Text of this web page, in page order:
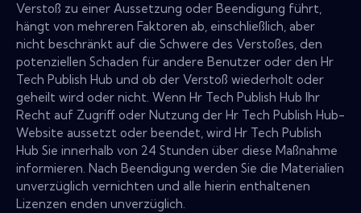
Verstoß zu einer Aussetzung oder Beendigung führt,
hängt von mehreren Faktoren ab, einschließlich, aber
nicht beschränkt auf die Schwere des Verstoßes, den
potenziellen Schaden für andere Benutzer oder den Hr
Tech Publish Hub und ob der Verstoß wiederholt oder
geheilt wird oder nicht. Wenn Hr Tech Publish Hub Ihr
Recht auf Zugriff oder Nutzung der Hr Tech Publish Hub-
Website aussetzt oder beendet, wird Hr Tech Publish
Hub Sie innerhalb von 24 Stunden über diese Maßnahme
informieren. Nach Beendigung werden Sie die Materialien
unverzüglich vernichten und alle hierin enthaltenen
Lizenzen enden unverzüglich.